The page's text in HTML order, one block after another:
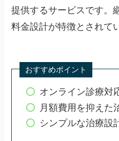
提供するサービスです。
料金設計が特徴とされて
おすすめポイント
オンライン診療対
月額費用を抑えた
シンプルな治療設